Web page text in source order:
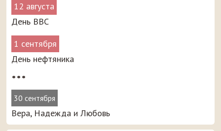
12 августа
День ВВС
1 сентября
День нефтяника
•••
30 сентября
Вера, Надежда и Любовь